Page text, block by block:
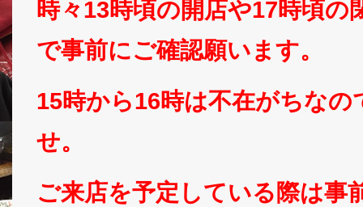
時々13時頃の開店や17時頃の
で事前にご確認願います。
15時から16時は不在がちなの
せ。
ご来店を予定している際は事